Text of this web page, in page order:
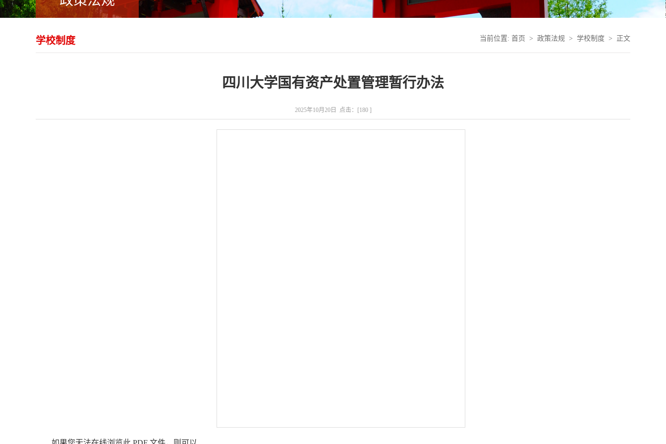
学校制度 当前位置: 首页 > 政策法规 > 学校制度 > 正文
四川大学国有资产处置管理暂行办法
2025年10月20日 点击：[180 ]